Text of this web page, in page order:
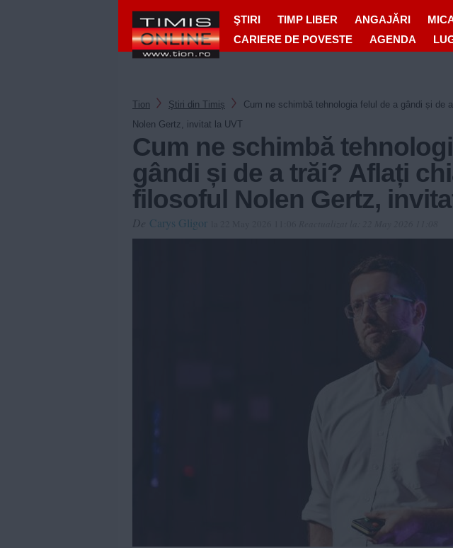
ŞTIRI TIMP LIBER ANGAJĂRI
CARIERE DE POVESTE
AGENDA
Tion Ştiri din Timiș
Cum ne schimbă tehnologia felul de a gândi și de
Nolen Gertz, invitat la UVT
Cum ne schimbă
gândi și de a trăi? Aflați
filosoful Nolen Gertz,
Carys Gligor